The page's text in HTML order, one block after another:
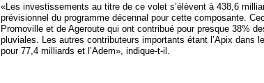
«Les investissements au titre de ce volet s’élèvent à 438,6
prévisionnel du programme décennal pour cette composante.
Promoville et de Ageroute qui ont contribué pour presque 38%
pluviales. Les autres contributeurs importants étant l’Apix dans
pour 77,4 milliards et l’Adem», indique-t-il.